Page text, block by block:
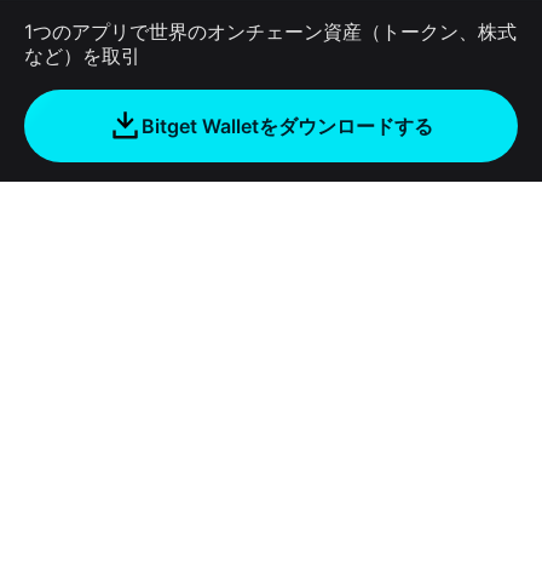
1つのアプリで世界のオンチェーン資産（トークン、株式
など）を取引
Bitget Walletをダウンロードする